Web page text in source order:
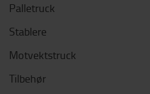
Palletruck
Stablere
Motvektstruck
Tilbehør